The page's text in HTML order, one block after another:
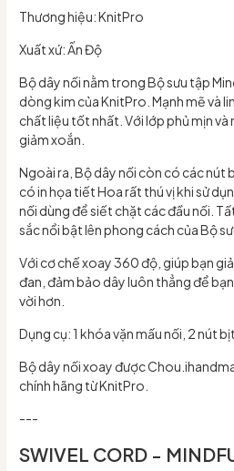
Thương hiệu: KnitPro
Xuất xứ: Ấn Độ
Bộ dây nối nằm trong Bộ sưu tập
dòng kim của KnitPro. Mạnh mẽ và
chất liệu tốt nhất. Với lớp phủ mịn
giảm xoắn.
Ngoài ra, Bộ dây nối còn có các nút
có in họa tiết Hoa rất thú vị khi sử
nối dùng để siết chặt các đầu nối.
sắc nổi bật lên phong cách của Bộ
Với cơ chế xoay 360 độ, giúp bạn
đan, đảm bảo dây luôn thẳng để
vời hơn.
Dụng cụ: 1 khóa vặn mấu nối, 2 nút
Bộ dây nối xoay được
chính hãng từ KnitPro.
---
SWIVEL CORD -